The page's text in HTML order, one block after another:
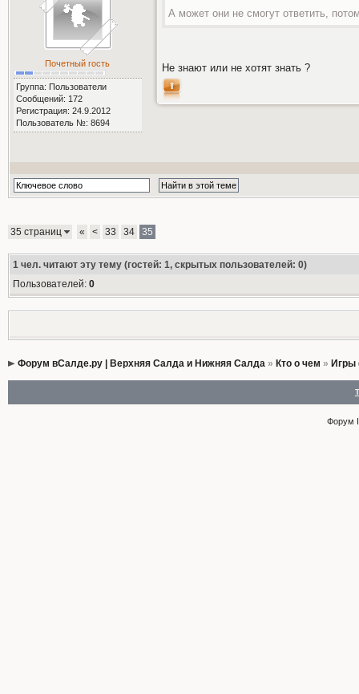
Почетный гость
Группа: Пользователи
Сообщений: 172
Регистрация: 24.9.2012
Пользователь №: 8694
А может они не смогут ответить,
Не знают или не хотят знать ?
35 страниц « < 33 34 35
1чел. читают эту тему (гостей: 1, скрытых пользователей: 0)
Пользователей: 0
Форум вСалде.ру | Верхняя Салда и Нижняя Салда» Кто о чем » Игры
Форум